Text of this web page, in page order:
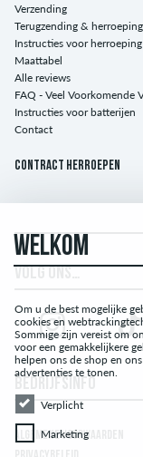
Verzending
Terugzending & herroeping
Instructies voor herroeping
Maattabel
Alle reviews
FAQ - Veel Voorkomende
Instructies voor batterijen
Contact
Contract herroepen
ALGEMENE VOORWAARDEN
WELKOM
Om u de best mogelijke
cookies en
Sommige zijn vereist om
voor een gemakkelijkere
helpen ons de shop en
advertenties te tonen.
VerplichtVerplicht
MarketingMarketing